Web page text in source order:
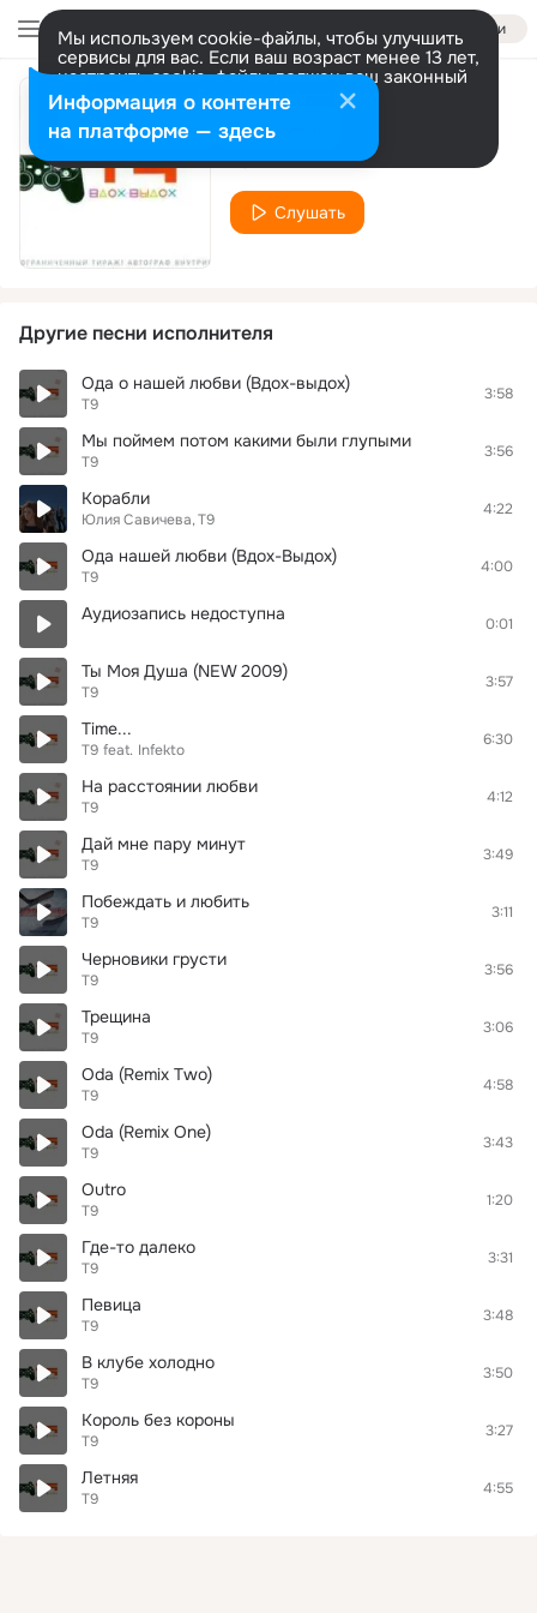
Войти
Мы используем cookie-файлы, чтобы улучшить
сервисы для вас. Если ваш возраст менее 13 лет,
настроить cookie-файлы должен ваш законный
представитель. Больше информации
Разрешить все Настроить
Ты здесь
Т9
Слушать
Другие песни исполнителя
Ода о нашей любви (Вдох-выдох)
Т9
3:58
Мы поймем потом какими были глупыми
Т9
3:56
Корабли
Юлия Савичева Т9
4:22
Ода нашей любви (Вдох-Выдох)
Т9
4:00
Аудиозапись недоступна 0:01
Ты Моя Душа (NEW 2009)
Т9
3:57
Time...
Т9 feat. Infekto
6:30
На расстоянии любви
Т9
4:12
Дай мне пару минут
Т9
3:49
Побеждать и любить
Т9
3:11
Черновики грусти
Т9
3:56
Трещина
Т9
3:06
Oda (Remix Two)
Т9
4:58
Oda (Remix One)
Т9
3:43
Outro
Т9
1:20
Где-то далеко
Т9
3:31
Певица
Т9
3:48
В клубе холодно
Т9
3:50
Король без короны
Т9
3:27
Летняя
Т9
4:55
Информация о контенте
на платформе — здесь